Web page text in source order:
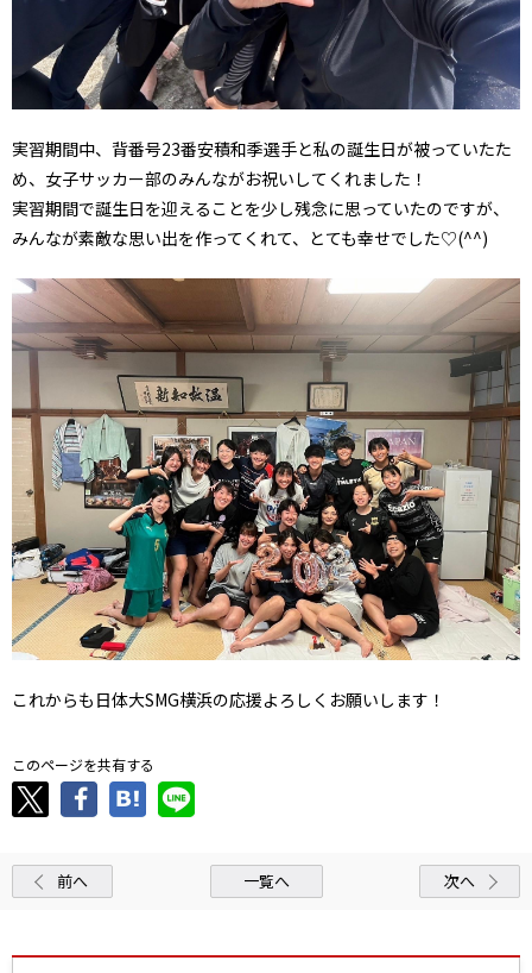
実習期間中、背番号23番安積和季選手と私の誕生日が被っていたた
め、女子サッカー部のみんながお祝いしてくれました！
実習期間で誕生日を迎えることを少し残念に思っていたのですが、
みんなが素敵な思い出を作ってくれて、とても幸せでした♡(^^)
これからも日体大SMG横浜の応援よろしくお願いします！
このページを共有する
前へ 一覧へ 次へ